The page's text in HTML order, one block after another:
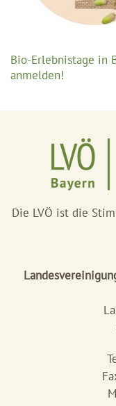
Bio-Erlebnistage in
anmelden!
Die LVÖ ist die